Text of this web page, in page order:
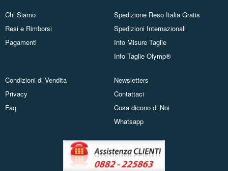
Chi Siamo
Resi e Rimborsi
Pagamenti
Spedizione Reso Italia Gratis
Spedizioni Internazionali
Info Misure Taglie
Info Taglie Olymp®
Condizioni di Vendita
Privacy
Faq
Newsletters
Contattaci
Cosa dicono di Noi
Whatsapp